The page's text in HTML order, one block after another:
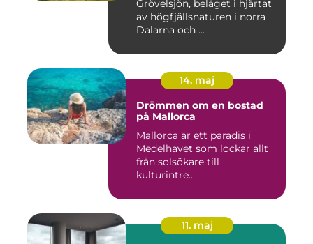
Grövelsjön, beläget i hjärtat
av högfjällsnaturen i norra
Dalarna och ...
14. maj
Drömmen om en bostad
på Mallorca
Mallorca är ett paradis i
Medelhavet som lockar allt
från solsökare till
kulturintre...
11. maj